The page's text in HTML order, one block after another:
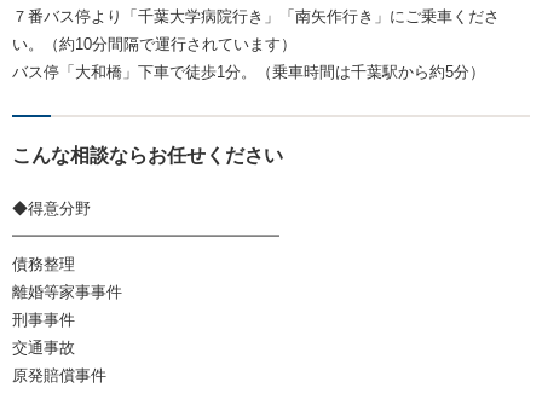
７番バス停より「千葉大学病院行き」「南矢作行き」にご乗車くださ
い。（約10分間隔で運行されています）
バス停「大和橋」下車で徒歩1分。（乗車時間は千葉駅から約5分）
こんな相談ならお任せください
◆得意分野
━━━━━━━━━━━━━━━━━
債務整理
離婚等家事事件
刑事事件
交通事故
原発賠償事件